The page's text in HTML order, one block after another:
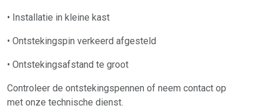
• Installatie in kleine kast
• Ontstekingspin verkeerd afgesteld
• Ontstekingsafstand te groot
Controleer de ontstekingspennen of neem contact op
met onze technische dienst.